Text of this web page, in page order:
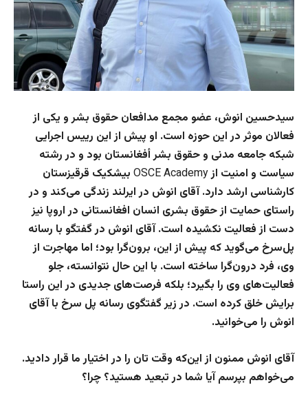
سیدحسین انوش، عضو مجمع مدافعان حقوق بشر و یکی از
فعالان موثر در این حوزه است. او پیش از این رییس اجرایی
شبکه جامعه مدنی و حقوق بشر أفغانستان بود و در رشته
سیاست و امنیت ازOSCE Academy بیشکیک قرقیزستان
کارشناسی ارشد دارد. آقای انوش در ایرلند زندگی می‌کند و در
راستای حمایت از حقوق بشری انسان افغانستانی در اروپا نیز
دست از فعالیت نکشیده است. آقای انوش در گفتگو با رسانه
پل‌سرخ می‌گوید که پیش از این، برون‌گرا بود؛ اما مهاجرت از
وی، فرد درون‌گرا ساخته است. با این حال نتوانسته، جلو
فعالیت‌های وی را بگیرد؛ بلکه فرصت‌های جدیدی در این راستا
برایش خلق کرده است. در زیر گفتگوی رسانه پل سرخ با آقای
انوش را می‌خوانید.
آقای انوش ممنون از این‌که وقت تان را در اختیار ما قرار دادید.
می‌خواهم بپرسم آیا شما در تبعید هستید؟ چرا؟